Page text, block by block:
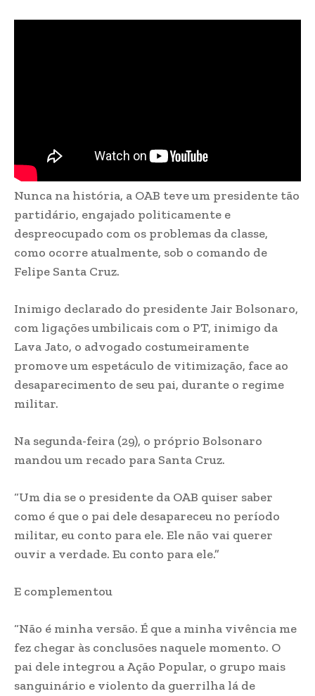
Nunca na história, a OAB teve um presidente tão
partidário, engajado politicamente e
despreocupado com os problemas da classe,
como ocorre atualmente, sob o comando de
Felipe Santa Cruz.
Inimigo declarado do presidente Jair Bolsonaro,
com ligações umbilicais com o PT, inimigo da
Lava Jato, o advogado costumeiramente
promove um espetáculo de vitimização, face ao
desaparecimento de seu pai, durante o regime
militar.
Na segunda-feira (29), o próprio Bolsonaro
mandou um recado para Santa Cruz.
“Um dia se o presidente da OAB quiser saber
como é que o pai dele desapareceu no período
militar, eu conto para ele. Ele não vai querer
ouvir a verdade. Eu conto para ele.”
E complementou
“Não é minha versão. É que a minha vivência me
fez chegar às conclusões naquele momento. O
pai dele integrou a Ação Popular, o grupo mais
sanguinário e violento da guerrilha lá de